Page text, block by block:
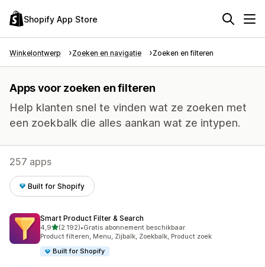
Shopify App Store
Winkelontwerp Zoeken en navigatie Zoeken en filteren
Apps voor zoeken en filteren
Help klanten snel te vinden wat ze zoeken met
een zoekbalk die alles aankan wat ze intypen.
257 apps
Built for Shopify
Smart Product Filter & Search
4,9van 5 sterren
(2.192)
2192 recensies in totaal
•Gratis abonnement beschikbaar
Product filteren, Menu, Zijbalk, Zoekbalk, Product zoek
Built for Shopify